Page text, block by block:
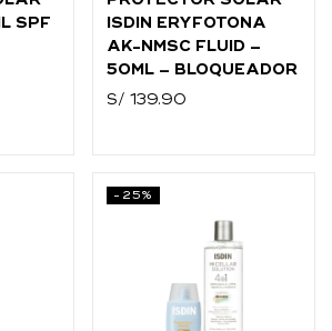
SPF
ISDIN ERYFOTONA
AK-NMSC FLUID –
50ML – BLOQUEADOR
S/ 139.90
-25%
Continuar conGoogle